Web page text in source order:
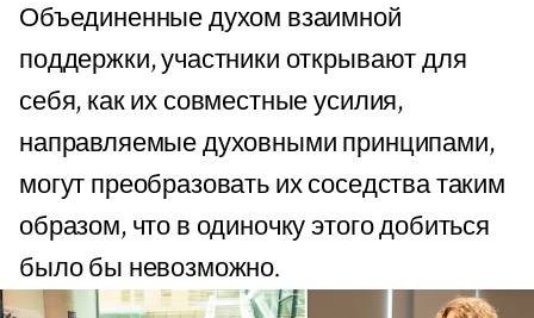
Объединенные духом взаимной
поддержки, участники открывают для
себя, как их совместные усилия,
направляемые духовными принципами,
могут преобразовать их соседства таким
образом, что в одиночку этого добиться
было бы невозможно.